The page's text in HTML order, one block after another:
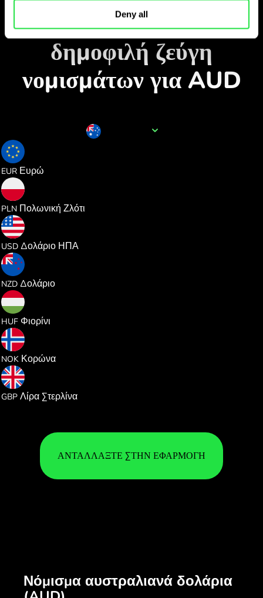
Deny all
Παρακολουθήστε τα
δημοφιλή ζεύγη
νομισμάτων για AUD
EUR Ευρώ
PLN Πολωνική Ζλότι
USD Δολάριο ΗΠΑ
NZD Δολάριο
HUF Φιορίνι
NOK Κορώνα
GBP Λίρα Στερλίνα
ΑΝΤΑΛΛΆΞΤΕ ΣΤΗΝ ΕΦΑΡΜΟΓΉ
Νόμισμα αυστραλιανά δολάρια